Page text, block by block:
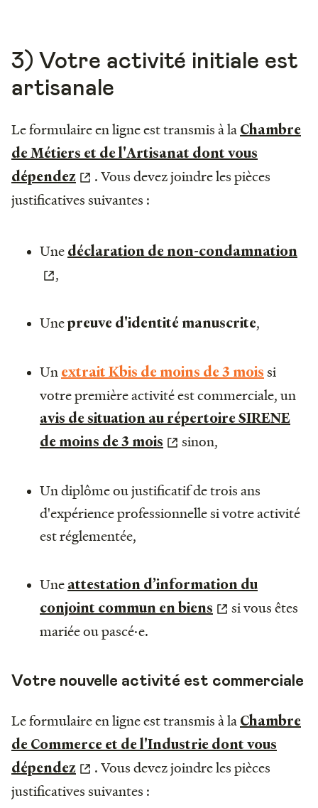
3) Votre activité initiale est
artisanale
Le formulaire en ligne est transmis à la Chambre
de Métiers et de l'Artisanat dont vous
dépendez
. Vous devez joindre les pièces
justificatives suivantes :
Une déclaration de non-condamnation
,
Unepreuve d'identité manuscrite,
Un extrait Kbis de moins de 3 mois si
votre première activité est commerciale, un
avis de situation au répertoire SIRENE
de moins de 3 mois
sinon,
Un diplôme ou justificatif de trois ans
d'expérience professionnelle si votre activité
est réglementée,
Une attestation d’information du
conjoint commun en biens
si vous êtes
mariée ou pascé·e.
Votre nouvelle activité est commerciale
Le formulaire en ligne est transmis à la Chambre
de Commerce et de l'Industrie dont vous
dépendez
. Vous devez joindre les pièces
justificatives suivantes :